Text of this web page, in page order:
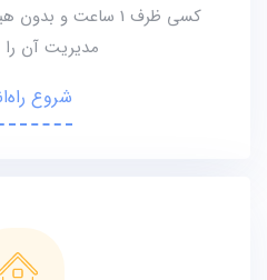
کسی ظرف 1 ساعت و
مدیریت آن را
شروع